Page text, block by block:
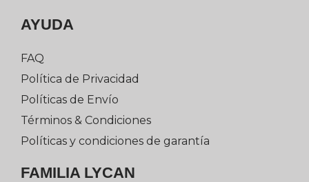
AYUDA
FAQ
Política de Privacidad
Políticas de Envío
Términos & Condiciones
Políticas y condiciones de garantía
FAMILIA LYCAN